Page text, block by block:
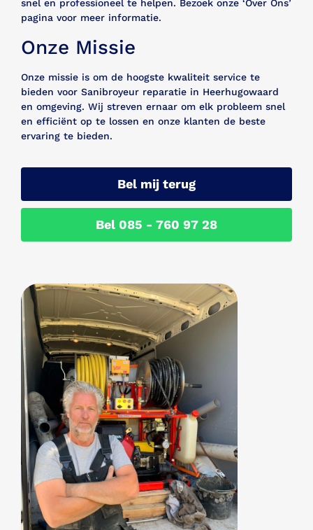
snel en professioneel te helpen. Bezoek onze ‘Over Ons’
pagina voor meer informatie.
Onze Missie
Onze missie is om de hoogste kwaliteit service te
bieden voor Sanibroyeur reparatie in Heerhugowaard
en omgeving. Wij streven ernaar om elk probleem snel
en efficiënt op te lossen en onze klanten de beste
ervaring te bieden.
Bel mij terug
Bel 085 - 760 97 28